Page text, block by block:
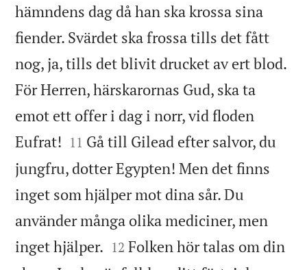
hämndens dag då han ska krossa sina
fiender. Svärdet ska frossa tills det fått
nog, ja, tills det blivit drucket av ert blod.
För Herren, härskarornas Gud, ska ta
emot ett offer i dag i norr, vid floden
Eufrat! 

11 Gå till Gilead efter salvor, du
jungfru, dotter Egypten! Men det finns
inget som hjälper mot dina sår. Du
använder många olika mediciner, men
inget hjälper. 

12 Folken hör talas om din